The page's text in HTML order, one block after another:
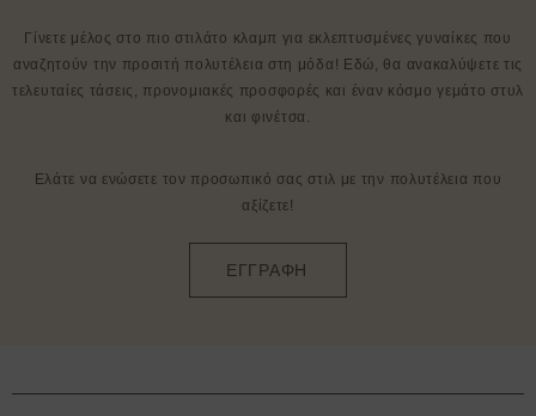
Γίνετε μέλος στο πιο στιλάτο κλαμπ για εκλεπτυσμένες γυναίκες που
αναζητούν την προσιτή πολυτέλεια στη μόδα! Εδώ, θα ανακαλύψετε τις
τελευταίες τάσεις, προνομιακές προσφορές και έναν κόσμο γεμάτο στυλ
και φινέτσα.
Ελάτε να ενώσετε τον προσωπικό σας στιλ με την πολυτέλεια που
αξίζετε!
ΕΓΓΡΑΦΗ